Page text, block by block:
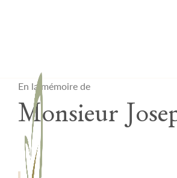
En la mémoire de
Monsieur